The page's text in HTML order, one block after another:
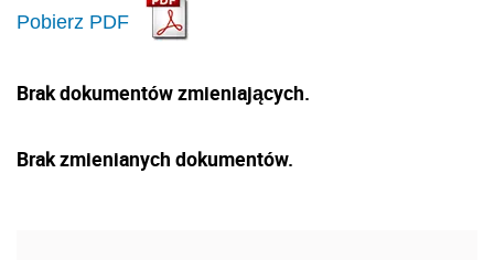
Pobierz PDF
Brak dokumentów zmieniających.
Brak zmienianych dokumentów.